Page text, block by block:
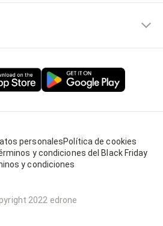
personalesPolítica de cookies
y condiciones del Black Friday
y condiciones
2022 edrone